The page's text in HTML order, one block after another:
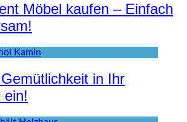
Möbel kaufen – Einfach
in Ihr
ein!